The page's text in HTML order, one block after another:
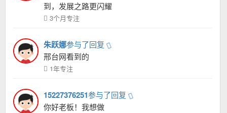
到，发展之路更闪耀
3个月专注
朱跃娜参与了回复
邢台网看到的
1年专注
15227376251参与了回复
你好老板！我想做